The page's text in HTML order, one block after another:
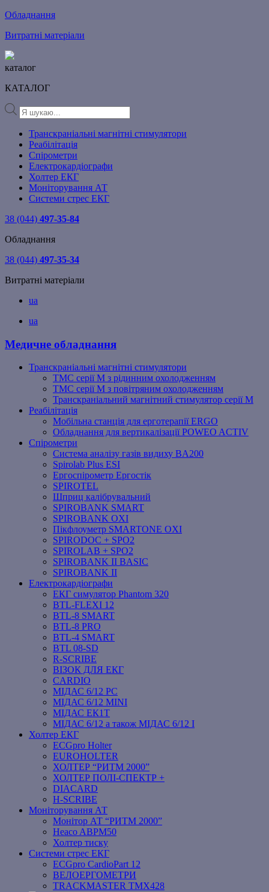
Обладнання
Витратні матеріали
каталог
КАТАЛОГ
Products
search
Транскраніальні магнітні стимулятори
Реабілітація
Спірометри
Електрокардіографи
Холтер ЕКГ
Моніторування АТ
Системи стрес ЕКГ
38 (044) 497-35-84
Обладнання
38 (044) 497-35-34
Витратні матеріали
ua
ua
Медичне обладнання
Транскраніальні магнітні стимулятори
ТМС серії M з рідинним охолодженням
ТМС серії M з повітряним охолодженням
Транскраніальний магнітний стимулятор серії M
Реабілітація
Мобільна станція для ерготерапії ERGO
Обладнання для вертикалізації POWEO ACTIV
Спірометри
Система аналізу газів видиху BA200
Spirolab Plus ESI
Ергоспірометр Ергостік
SPIROTEL
Шприц калібрувальний
SPIROBANK SMART
SPIROBANK OXI
Пікфлоуметр SMARTONE OXI
SPIRODOC + SPO2
SPIROLAB + SPO2
SPIROBANK II BASIC
SPIROBANK II
Електрокардіографи
ЕКГ симулятор Phantom 320
BTL-FLEXI 12
BTL-8 SMART
BTL-8 PRO
BTL-4 SMART
BTL 08-SD
R-SCRIBE
ВІЗОК ДЛЯ ЕКГ
CARDIO
МІДАС 6/12 PC
МІДАС 6/12 MINI
МІДАС ЕК1Т
МІДАС 6/12 а також МІДАС 6/12 І
Холтер ЕКГ
ECGpro Holter
EUROHOLTER
ХОЛТЕР “РИТМ 2000”
ХОЛТЕР ПОЛІ-СПЕКТР +
DIACARD
H-SCRIBE
Моніторування АТ
Монітор АТ “РИТМ 2000”
Heaco ABPM50
Холтер тиску
Системи стрес ЕКГ
ECGpro CardioPart 12
ВЕЛОЕРГОМЕТРИ
TRACKMASTER TMX428